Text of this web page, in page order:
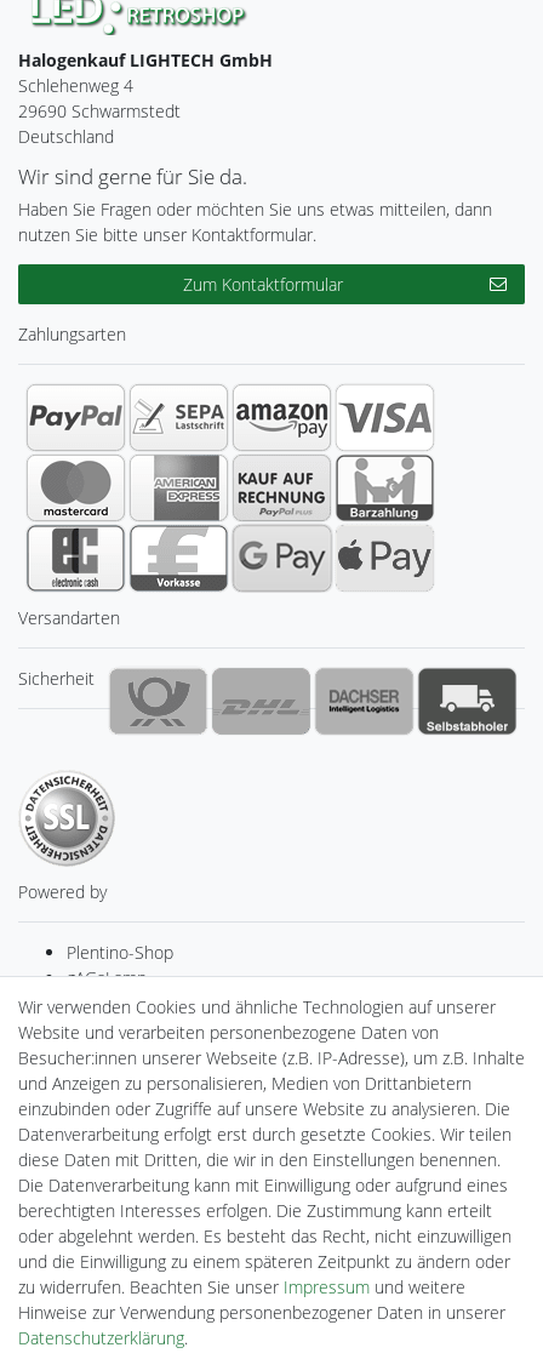
Halogenkauf LIGHTECH GmbH
Schlehenweg 4
29690 Schwarmstedt
Deutschland
Wir sind gerne für Sie da.
Haben Sie Fragen oder möchten Sie uns etwas mitteilen, dann
nutzen Sie bitte unser Kontaktformular.
Zum Kontaktformular
Zahlungsarten
Versandarten
Sicherheit
Powered by
Plentino-Shop
gAGaLamp
Drohnenstore24
MeinUSB
Batteriespeicher
PlentiSolar
Gebrauchtlicht
Ledkauf
DEYESOLAR
Lightech Connect
CardanLight Europe
FORTIMO LEDs
Cardanlight-Shop
Wallbox24
Wir verwenden Cookies und ähnliche Technologien auf unserer
Website und verarbeiten personenbezogene Daten von
Besucher:innen unserer Webseite (z.B. IP-Adresse), um z.B. Inhalte
und Anzeigen zu personalisieren, Medien von Drittanbietern
einzubinden oder Zugriffe auf unsere Website zu analysieren. Die
Datenverarbeitung erfolgt erst durch gesetzte Cookies. Wir teilen
diese Daten mit Dritten, die wir in den Einstellungen benennen.
Die Datenverarbeitung kann mit Einwilligung oder aufgrund eines
berechtigten Interesses erfolgen. Die Zustimmung kann erteilt
oder abgelehnt werden. Es besteht das Recht, nicht einzuwilligen
und die Einwilligung zu einem späteren Zeitpunkt zu ändern oder
zu widerrufen. Beachten Sie unser Impressum und weitere
Hinweise zur Verwendung personenbezogener Daten in unserer
Daten­schutz­erklärung.